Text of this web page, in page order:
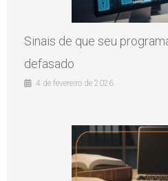
Sinais de que seu
defasado
4 de fevereiro de 2026